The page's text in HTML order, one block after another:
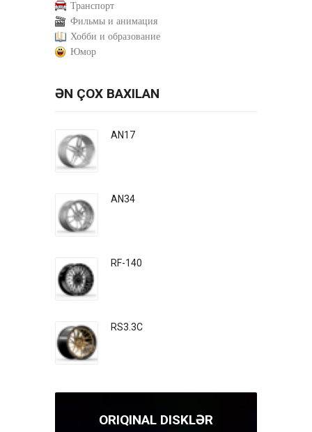
Транспорт
Фильмы и анимация
Хобби и образование
Юмор
ƏN ÇOX BAXILAN
AN17
AN34
RF-140
RS3.3C
ORIQINAL DISKLƏR